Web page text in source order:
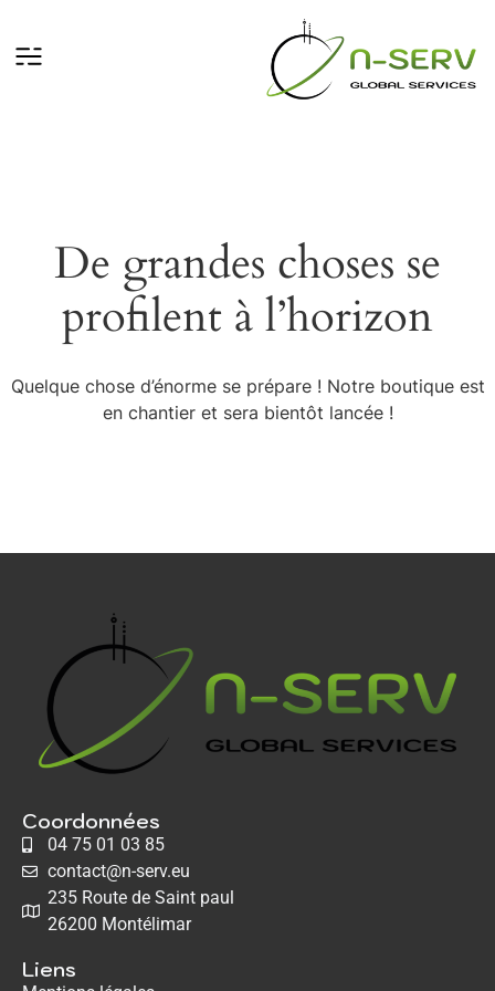
De grandes choses se
profilent à l’horizon
Quelque chose d’énorme se prépare ! Notre boutique est
en chantier et sera bientôt lancée !
Coordonnées
04 75 01 03 85
contact@n-serv.eu
235 Route de Saint paul
26200 Montélimar
Liens